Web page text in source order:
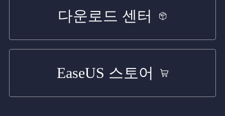
다운로드 센터
EaseUS 스토어